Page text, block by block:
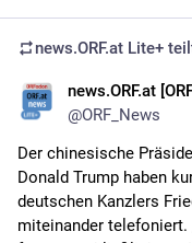
news.ORF.at Lite+
news.ORF.at
@ORF_News
Der chinesische
Donald Trump haben
deutschen Kanzlers
miteinander telefoniert.